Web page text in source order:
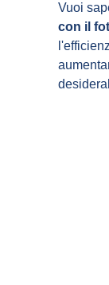
Vuoi
con il